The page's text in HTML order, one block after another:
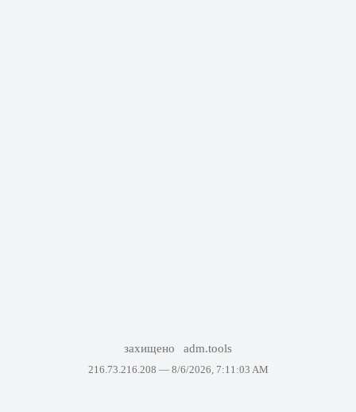
захищено adm.tools
216.73.216.208 — 8/6/2026, 7:11:03 AM